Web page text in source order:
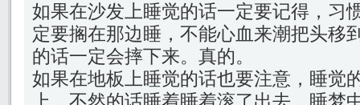
如果在沙发上睡觉的话一定要记得，习
定要搁在那边睡，不能心血来潮把头移
的话一定会摔下来。真的。
如果在地板上睡觉的话也要注意，睡觉